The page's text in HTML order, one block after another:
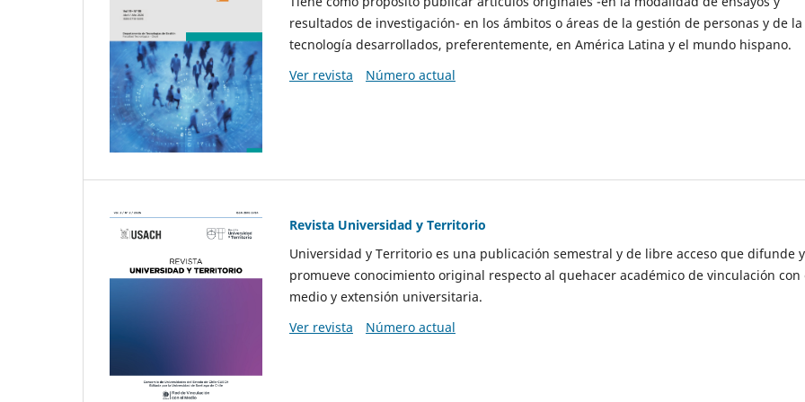
resultados de investigación- en los ámbitos o áreas de la gestión de personas y de la
tecnología desarrollados, preferentemente, en América Latina y el mundo hispano.
Ver revista
Número actual
Revista Universidad y Territorio
Universidad y Territorio es una publicación semestral y de libre acceso que difunde y
promueve conocimiento original respecto al quehacer académico de vinculación con
medio y extensión universitaria.
Ver revista
Número actual